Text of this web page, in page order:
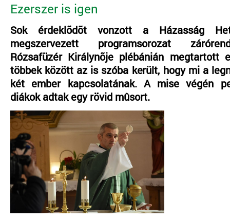
Ezerszer is igen
Sok érdeklõdõt vonzott a Házasság
megszervezett programsorozat
Rózsafüzér Királynõje plébánián megtartott
többek között az is szóba került, hogy mi a
két ember kapcsolatának. A mise végén
diákok adtak egy rövid mûsort.